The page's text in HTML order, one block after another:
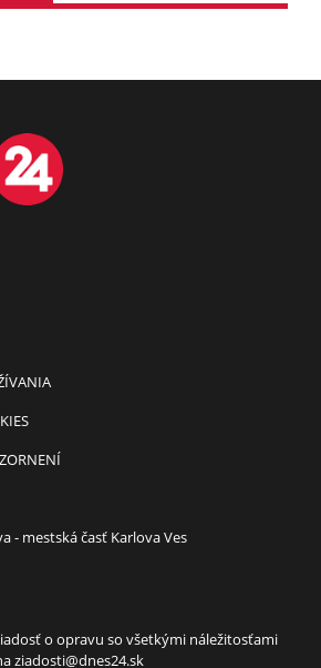
- mestská časť Karlova Ves
o opravu so všetkými náležitosťami
ziadosti@dnes24.sk